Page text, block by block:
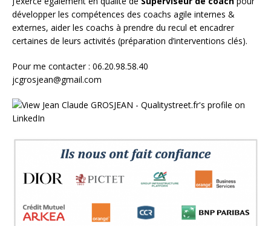
développer les compétences des coachs agile internes &
externes, aider les coachs à prendre du recul et encadrer
certaines de leurs activités (préparation d’interventions clés).
Pour me contacter : 06.20.98.58.40
jcgrosjean@gmail.com